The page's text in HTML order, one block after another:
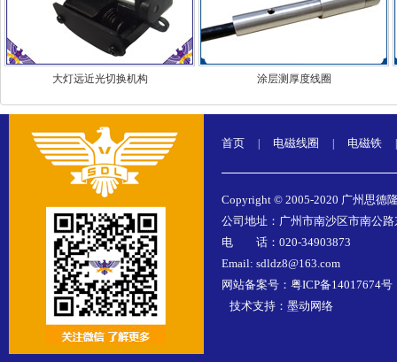
大灯远近光切换机构 涂层测厚度线圈
首页 电磁线圈 电磁铁
Copyright © 2005-2020 广州思德
公司地址：广州市南沙区市南公
电 话：020-34903873
Email: sdldz8@163.com
网站备案号： 粤ICP备14017674号
技术支持： 墨动网络